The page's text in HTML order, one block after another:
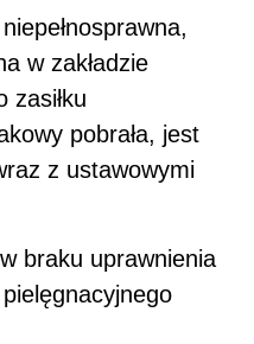
w zakładzie
zasiłku
pobrała, jest
z ustawowymi
braku uprawnienia